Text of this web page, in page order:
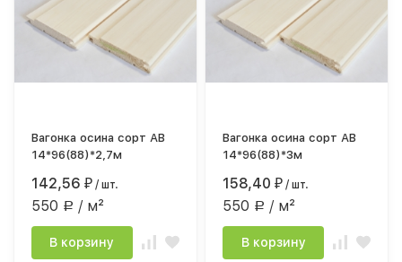
Вагонка осина сорт АВ
14*96(88)*2,7м
142,56₽ / шт.
550 Р / м²
В корзину
Вагонка осина сорт АВ
14*96(88)*3м
158,40₽ / шт.
550 Р / м²
В корзину